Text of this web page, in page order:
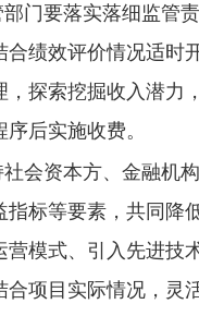
门要落实落细监管
绩效评价情况适
探索挖掘收入潜力
后实施收费。
会资本方、金融机
标等要素，共同
模式、引入先进技
项目实际情况，灵